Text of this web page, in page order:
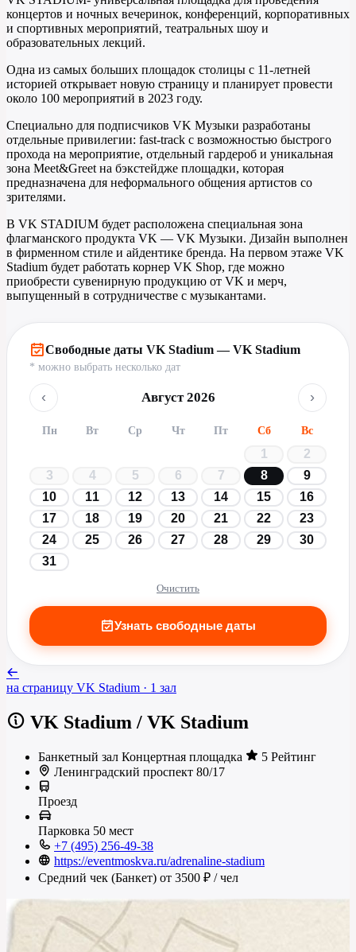
концертов и ночных вечеринок, конференций, корпоративных
и спортивных мероприятий, театральных шоу и
образовательных лекций.
Одна из самых больших площадок столицы с 11-летней
историей открывает новую страницу и планирует провести
около 100 мероприятий в 2023 году.
Специально для подписчиков VK Музыки разработаны
отдельные привилегии: fast-track c возможностью быстрого
прохода на мероприятие, отдельный гардероб и уникальная
зона Meet&Greet на бэкстейдже площадки, которая
предназначена для неформального общения артистов со
зрителями.
В VK STADIUM будет расположена специальная зона
флагманского продукта VK — VK Музыки. Дизайн выполнен
в фирменном стиле и айдентике бренда. На первом этаже VK
Stadium будет работать корнер VK Shop, где можно
приобрести сувенирную продукцию от VK и мерч,
выпущенный в сотрудничестве с музыкантами.
Свободные даты VK Stadium — VK Stadium
* можно выбрать несколько дат
‹ Август 2026 ›
Пн Вт Ср Чт Пт Сб Вс
1
2
3
4 5 6 7 8
9
10
11 12 13 14 15
16
17
18 19 20 21 22
23
24
25 26 27 28 29
30
31
Очистить
Узнать свободные даты
на страницу VK Stadium · 1 зал
VK Stadium / VK Stadium
Банкетный зал Концертная площадка
5 Рейтинг
Ленинградский проспект 80/17
Проезд
Парковка 50 мест
+7 (495) 256-49-38
https://eventmoskva.ru/adrenaline-stadium
Средний чек (Банкет) от 3500 ₽ / чел